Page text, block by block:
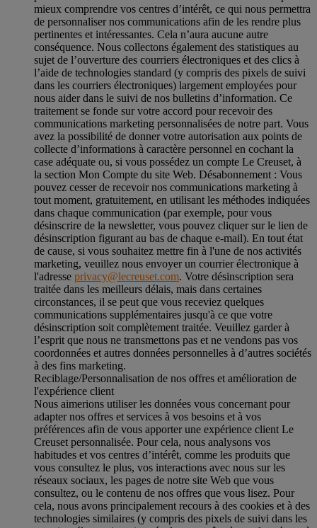
mieux comprendre vos centres d’intérêt, ce qui nous permettra
de personnaliser nos communications afin de les rendre plus
pertinentes et intéressantes. Cela n’aura aucune autre
conséquence. Nous collectons également des statistiques au
sujet de l’ouverture des courriers électroniques et des clics à
l’aide de technologies standard (y compris des pixels de suivi
dans les courriers électroniques) largement employées pour
nous aider dans le suivi de nos bulletins d’information. Ce
traitement se fonde sur votre accord pour recevoir des
communications marketing personnalisées de notre part. Vous
avez la possibilité de donner votre autorisation aux points de
collecte d’informations à caractère personnel en cochant la
case adéquate ou, si vous possédez un compte Le Creuset, à
la section Mon Compte du site Web. Désabonnement : Vous
pouvez cesser de recevoir nos communications marketing à
tout moment, gratuitement, en utilisant les méthodes indiquées
dans chaque communication (par exemple, pour vous
désinscrire de la newsletter, vous pouvez cliquer sur le lien de
désinscription figurant au bas de chaque e-mail). En tout état
de cause, si vous souhaitez mettre fin à l'une de nos activités
marketing, veuillez nous envoyer un courrier électronique à
l'adresse privacy@lecreuset.com. Votre désinscription sera
traitée dans les meilleurs délais, mais dans certaines
circonstances, il se peut que vous receviez quelques
communications supplémentaires jusqu'à ce que votre
désinscription soit complètement traitée. Veuillez garder à
l’esprit que nous ne transmettons pas et ne vendons pas vos
coordonnées et autres données personnelles à d’autres sociétés
à des fins marketing.
Reciblage/Personnalisation de nos offres et amélioration de
l'expérience client
Nous aimerions utiliser les données vous concernant pour
adapter nos offres et services à vos besoins et à vos
préférences afin de vous apporter une expérience client Le
Creuset personnalisée. Pour cela, nous analysons vos
habitudes et vos centres d’intérêt, comme les produits que
vous consultez le plus, vos interactions avec nous sur les
réseaux sociaux, les pages de notre site Web que vous
consultez, ou le contenu de nos offres que vous lisez. Pour
cela, nous avons principalement recours à des cookies et à des
technologies similaires (y compris des pixels de suivi dans les